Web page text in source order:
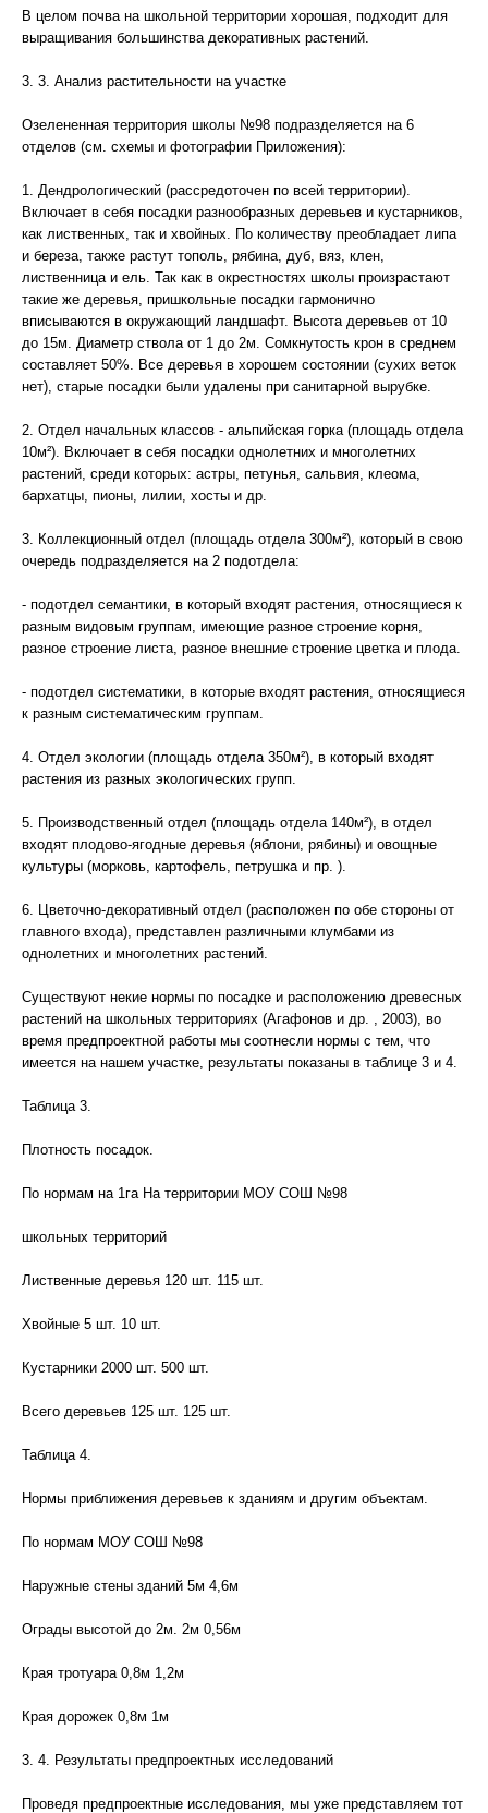
В целом почва на школьной территории хорошая, подходит для
выращивания большинства декоративных растений.
3. 3. Анализ растительности на участке
Озелененная территория школы №98 подразделяется на 6
отделов (см. схемы и фотографии Приложения):
1. Дендрологический (рассредоточен по всей территории).
Включает в себя посадки разнообразных деревьев и кустарников,
как лиственных, так и хвойных. По количеству преобладает липа
и береза, также растут тополь, рябина, дуб, вяз, клен,
лиственница и ель. Так как в окрестностях школы произрастают
такие же деревья, пришкольные посадки гармонично
вписываются в окружающий ландшафт. Высота деревьев от 10
до 15м. Диаметр ствола от 1 до 2м. Сомкнутость крон в среднем
составляет 50%. Все деревья в хорошем состоянии (сухих веток
нет), старые посадки были удалены при санитарной вырубке.
2. Отдел начальных классов - альпийская горка (площадь отдела
10м²). Включает в себя посадки однолетних и многолетних
растений, среди которых: астры, петунья, сальвия, клеома,
бархатцы, пионы, лилии, хосты и др.
3. Коллекционный отдел (площадь отдела 300м²), который в свою
очередь подразделяется на 2 подотдела:
- подотдел семантики, в который входят растения, относящиеся к
разным видовым группам, имеющие разное строение корня,
разное строение листа, разное внешние строение цветка и плода.
- подотдел систематики, в которые входят растения, относящиеся
к разным систематическим группам.
4. Отдел экологии (площадь отдела 350м²), в который входят
растения из разных экологических групп.
5. Производственный отдел (площадь отдела 140м²), в отдел
входят плодово-ягодные деревья (яблони, рябины) и овощные
культуры (морковь, картофель, петрушка и пр. ).
6. Цветочно-декоративный отдел (расположен по обе стороны от
главного входа), представлен различными клумбами из
однолетних и многолетних растений.
Существуют некие нормы по посадке и расположению древесных
растений на школьных территориях (Агафонов и др. , 2003), во
время предпроектной работы мы соотнесли нормы с тем, что
имеется на нашем участке, результаты показаны в таблице 3 и 4.
Таблица 3.
Плотность посадок.
По нормам на 1га На территории МОУ СОШ №98
школьных территорий
Лиственные деревья 120 шт. 115 шт.
Хвойные 5 шт. 10 шт.
Кустарники 2000 шт. 500 шт.
Всего деревьев 125 шт. 125 шт.
Таблица 4.
Нормы приближения деревьев к зданиям и другим объектам.
По нормам МОУ СОШ №98
Наружные стены зданий 5м 4,6м
Ограды высотой до 2м. 2м 0,56м
Края тротуара 0,8м 1,2м
Края дорожек 0,8м 1м
3. 4. Результаты предпроектных исследований
Проведя предпроектные исследования, мы уже представляем тот